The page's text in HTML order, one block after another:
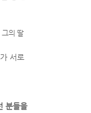
그의 딸
서로
분들을